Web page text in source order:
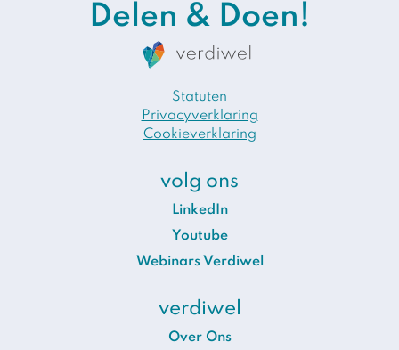
Delen & Doen!
Statuten
Privacyverklaring
Cookieverklaring
volg ons
LinkedIn
Youtube
Webinars Verdiwel
verdiwel
Over Ons